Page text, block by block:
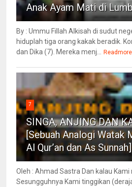
Anak Ayam Mati di
By : Ummu Fillah Alkisah di sudut
hiduplah tiga orang kakak beradik.
dan Dika (7). Mereka menj...
Readmore
7
SINGA, ANJING DAN
[Sebuah Analogi Watak
Al Qur’an dan As Sunnah]
Oleh : Ahmad Sastra Dan kalau
Sesungguhnya Kami tinggikan